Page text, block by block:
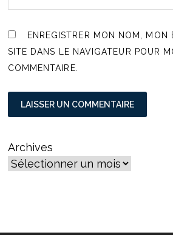
ENREGISTRER MON NOM, MON
SITE DANS LE NAVIGATEUR POUR
COMMENTAIRE.
Archives